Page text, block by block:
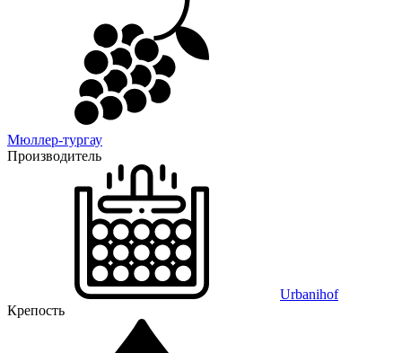
Мюллер-тургау
Производитель
Urbanihof
Крепость